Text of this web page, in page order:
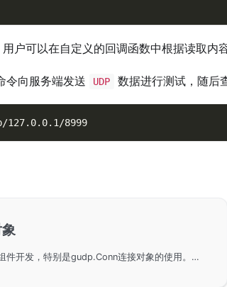
户可以在自定义的回调函数中根据读取内
令向服务端发送 UDP 数据进行测试，随后
127.0.0.1/8999
使用GoFrame框架进行UDP组件开发，特别是gudp.Conn连接对象的使用。文中提供了详细的函数接口说明以及一个完整的客户端与服务端通信的示例代码，帮助开发者快速掌握UDP连接对象的具体操作和应用场景。